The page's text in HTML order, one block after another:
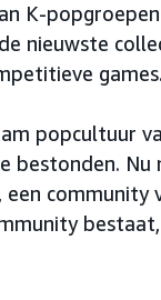
K-
nieuwste
games.
popcultuur
Nu